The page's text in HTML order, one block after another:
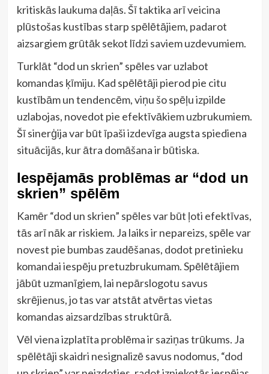
kritiskās laukuma daļās. Šī taktika arī veicina
plūstošas kustības starp spēlētājiem, padarot
aizsargiem grūtāk sekot līdzi saviem uzdevumiem.
Turklāt “dod un skrien” spēles var uzlabot
komandas ķīmiju. Kad spēlētāji pierod pie citu
kustībām un tendencēm, viņu šo spēļu izpilde
uzlabojas, novedot pie efektīvākiem uzbrukumiem.
Šī sinerģija var būt īpaši izdevīga augsta spiediena
situācijās, kur ātra domāšana ir būtiska.
Iespējamās problēmas ar “dod un
skrien” spēlēm
Kamēr “dod un skrien” spēles var būt ļoti efektīvas,
tās arī nāk ar riskiem. Ja laiks ir nepareizs, spēle var
novest pie bumbas zaudēšanas, dodot pretinieku
komandai iespēju pretuzbrukumam. Spēlētājiem
jābūt uzmanīgiem, lai nepārslogotu savus
skrējienus, jo tas var atstāt atvērtas vietas
komandas aizsardzības struktūrā.
Vēl viena izplatīta problēma ir saziņas trūkums. Ja
spēlētāji skaidri nesignalizē savus nodomus, “dod